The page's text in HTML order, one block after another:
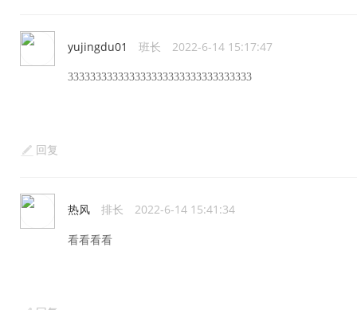
yujingdu01 班长 2022-6-14 15:17:47
333333333333333333333333333333333
回复
热风 排长 2022-6-14 15:41:34
看看看看